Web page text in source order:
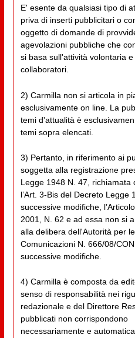
E' esente da qualsiasi tipo di
priva di inserti pubblicitari o
oggetto di domande di
agevolazioni pubbliche che
si basa sull'attività volontaria
collaboratori.
2) Carmilla non si articola in
esclusivamente on line. La
temi d'attualità è
temi sopra elencati.
3) Pertanto, in riferimento ai
soggetta alla registrazione
Legge 1948 N. 47,
l’Art. 3-Bis del Decreto Legge
successive modifiche,
2001, N. 62 e ad essa non si
alla delibera dell'Autorità per
Comunicazioni N. 666/08/
successive modifiche.
4) Carmilla è composta da
senso di responsabilità nei
redazionale e del Direttore
pubblicati non corrispondono
necessariamente e